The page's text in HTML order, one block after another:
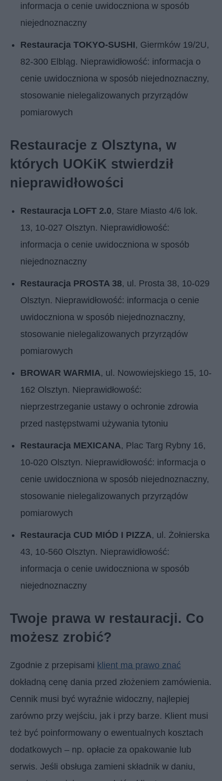
informacja o cenie uwidoczniona w sposób
niejednoznaczny
Restauracja TOKYO-SUSHI, Giermków 19/2U,
82-300 Elbląg. Nieprawidłowość: informacja o
cenie uwidoczniona w sposób niejednoznaczny,
stosowanie nielegalizowanych przyrządów
pomiarowych
Restauracje z Olsztyna, w
których UOKiK stwierdził
nieprawidłowości
Restauracja LOFT 2.0, Stare Miasto 4/6 lok.
13, 10-027 Olsztyn. Nieprawidłowość:
informacja o cenie uwidoczniona w sposób
niejednoznaczny
Restauracja PROSTA 38, ul. Prosta 38, 10-029
Olsztyn. Nieprawidłowość: informacja o cenie
uwidoczniona w sposób niejednoznaczny,
stosowanie nielegalizowanych przyrządów
pomiarowych
BROWAR WARMIA, ul. Nowowiejskiego 15, 10-
162 Olsztyn. Nieprawidłowość:
nieprzestrzeganie ustawy o ochronie zdrowia
przed następstwami używania tytoniu
Restauracja MEXICANA, Plac Targ Rybny 16,
10-020 Olsztyn. Nieprawidłowość: informacja o
cenie uwidoczniona w sposób niejednoznaczny,
stosowanie nielegalizowanych przyrządów
pomiarowych
Restauracja CUD MIÓD I PIZZA, ul. Żołnierska
43, 10-560 Olsztyn. Nieprawidłowość:
informacja o cenie uwidoczniona w sposób
niejednoznaczny
Twoje prawa w restauracji. Co
możesz zrobić?
Zgodnie z przepisami klient ma prawo znać
dokładną cenę dania przed złożeniem zamówienia.
Cennik musi być wyraźnie widoczny, najlepiej
zarówno przy wejściu, jak i przy barze. Klient musi
też być poinformowany o ewentualnych kosztach
dodatkowych – np. opłacie za opakowanie lub
serwis. Jeśli obsługa zamieni składnik w daniu,